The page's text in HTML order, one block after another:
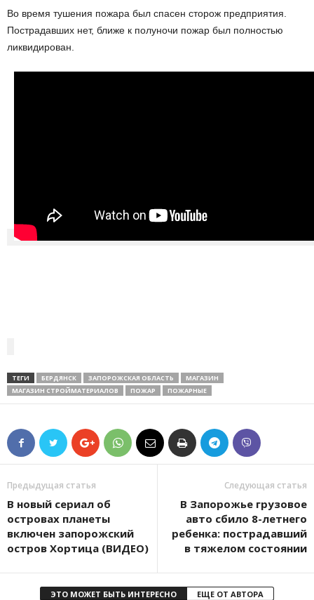
Во время тушения пожара был спасен сторож предприятия.
Пострадавших нет, ближе к полуночи пожар был полностью
ликвидирован.
ТЕГИ БЕРДЯНСК ЗАПОРОЖСКАЯ ОБЛАСТЬ
МАГАЗИН
МАГАЗИН СТРОЙМАТЕРИАЛОВ
ПОЖАР ПОЖАРНЫЕ
Предыдущая статья
В новый сериал об
островах планеты
включен запорожский
остров Хортица (ВИДЕО)
Следующая статья
В Запорожье грузовое
авто сбило 8-летнего
ребенка: пострадавший
в тяжелом состоянии
ЭТО МОЖЕТ БЫТЬ ИНТЕРЕСНО ЕЩЕ ОТ АВТОРА